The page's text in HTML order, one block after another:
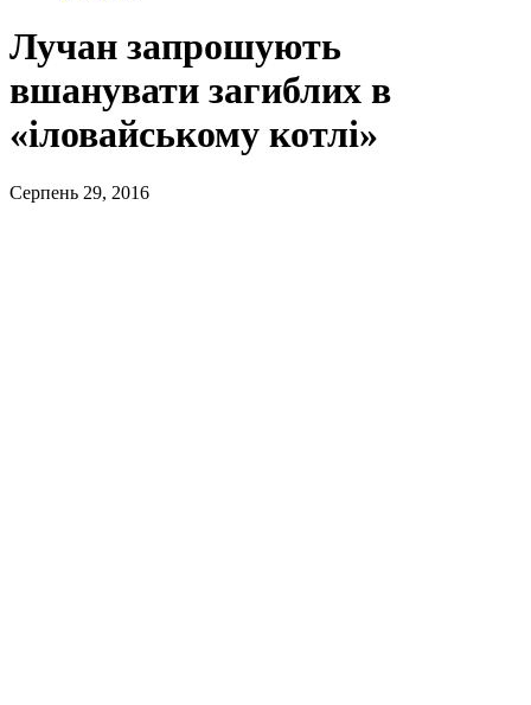
Лучан запрошують
вшанувати загиблих в
«іловайському котлі»
Серпень 29, 2016